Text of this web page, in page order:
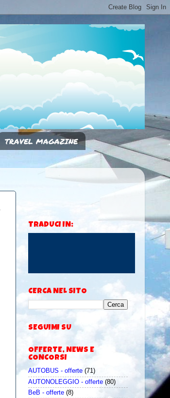
TRAVEL MAGAZINE
TRADUCI IN:
CERCA NEL SITO
SEGUIMI SU
OFFERTE, NEWS E
CONCORSI
AUTOBUS - offerte (71)
AUTONOLEGGIO - offerte (80)
BeB - offerte (8)